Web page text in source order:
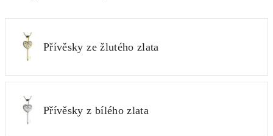
Přívěsky ze žlutého zlata
Přívěsky z bílého zlata